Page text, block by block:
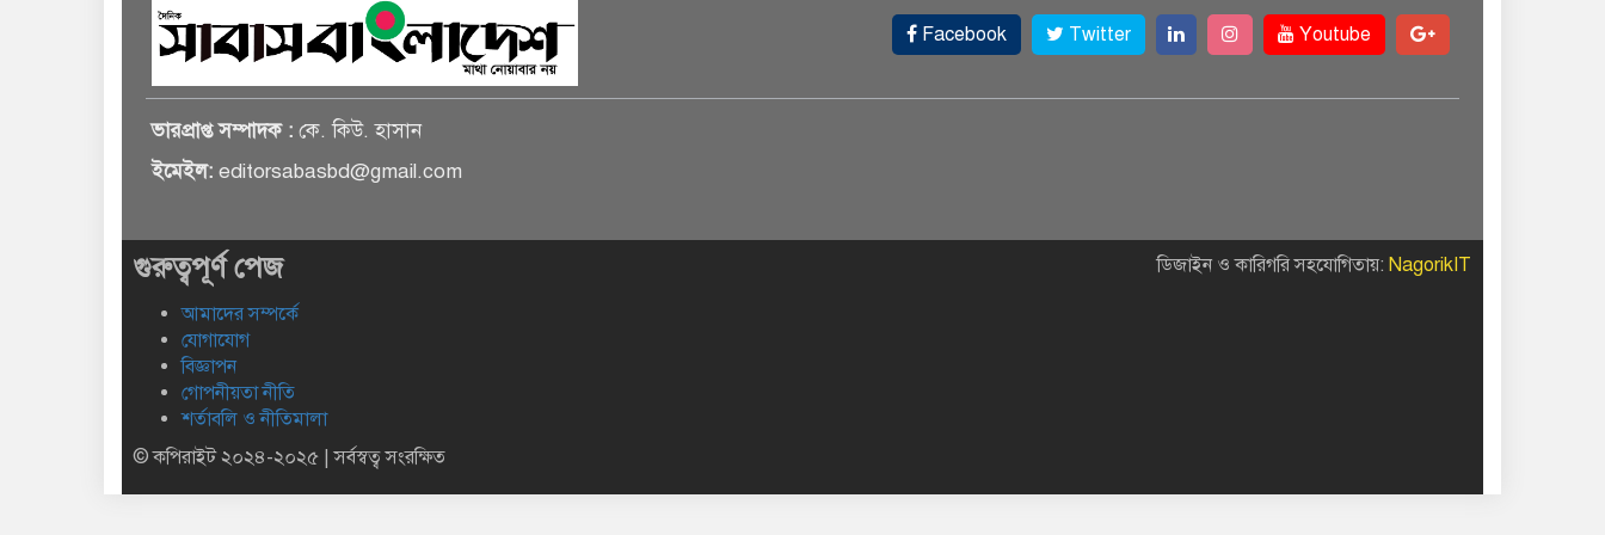
Facebook Twitter Youtube
ভারপ্রাপ্ত সম্পাদক : কে. কিউ. হাসান
ইমেইল: editorsabasbd@gmail.com
গুরুত্বপূর্ণ পেজ
আমাদের সম্পর্কে
যোগাযোগ
বিজ্ঞাপন
গোপনীয়তা নীতি
শর্তাবলি ও নীতিমালা
© কপিরাইট ২০২৪-২০২৫ | সর্বস্বত্ব সংরক্ষিত
ডিজাইন ও কারিগরি সহযোগিতায়: NagorikIT